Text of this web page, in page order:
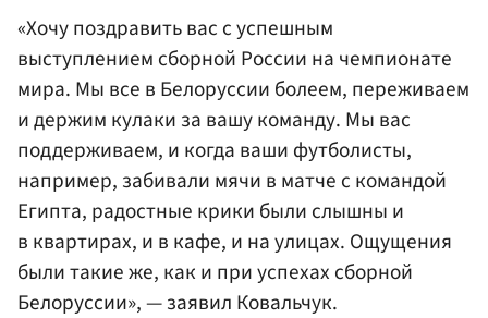
«Хочу поздравить вас с успешным
выступлением сборной России на чемпионате
мира. Мы все в Белоруссии болеем, переживаем
и держим кулаки за вашу команду. Мы вас
поддерживаем, и когда ваши футболисты,
например, забивали мячи в матче с командой
Египта, радостные крики были слышны и
в квартирах, и в кафе, и на улицах. Ощущения
были такие же, как и при успехах сборной
Белоруссии», — заявил Ковальчук.